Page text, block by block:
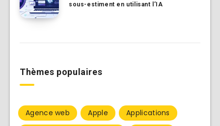
sous-estiment en utilisant l’IA
Thèmes populaires
Agence web Apple
Applications